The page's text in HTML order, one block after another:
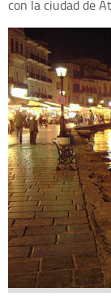
con la ciudad de